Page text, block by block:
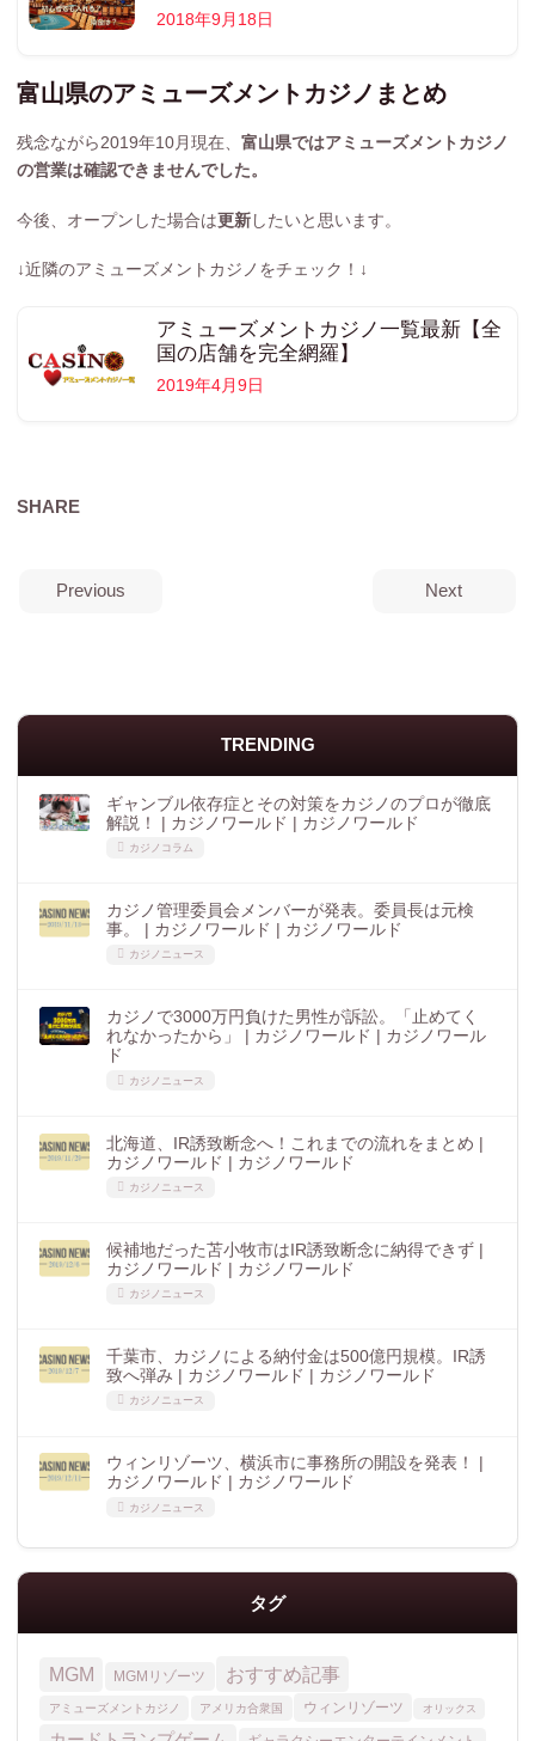
2018年9月18日
富山県のアミューズメントカジノまとめ
残念ながら2019年10月現在、 富山県ではアミューズメントカジノ
の営業は確認できませんでした。
今後、オープンした場合は更新したいと思います。
↓近隣のアミューズメントカジノをチェック！↓
アミューズメントカジノ一覧最新【全
国の店舗を完全網羅】
2019年4月9日
SHARE
Previous Next
TRENDING
ギャンブル依存症とその対策をカジノのプロが徹底
解説！ | カジノワールド | カジノワールド
カジノコラム
カジノ管理委員会メンバーが発表。委員長は元検
事。 | カジノワールド | カジノワールド
カジノニュース
カジノで3000万円負けた男性が訴訟。「止めてく
れなかったから」 | カジノワールド | カジノワール
ド
カジノニュース
北海道、IR誘致断念へ！これまでの流れをまとめ |
カジノワールド | カジノワールド
カジノニュース
候補地だった苫小牧市はIR誘致断念に納得できず |
カジノワールド | カジノワールド
カジノニュース
千葉市、カジノによる納付金は500億円規模。IR誘
致へ弾み | カジノワールド | カジノワールド
カジノニュース
ウィンリゾーツ、横浜市に事務所の開設を発表！ |
カジノワールド | カジノワールド
カジノニュース
タグ